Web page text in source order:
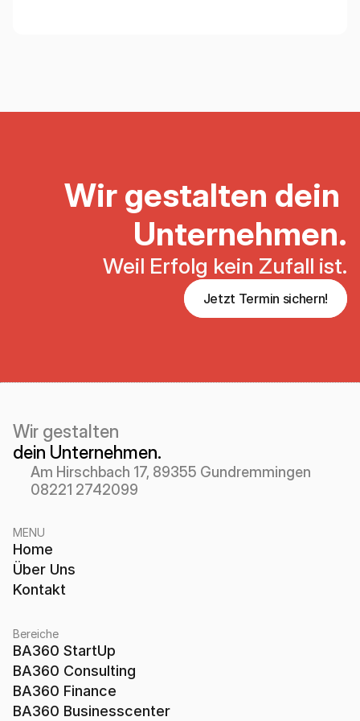
Wir gestalten dein
Unternehmen.
Weil Erfolg kein Zufall ist.
Jetzt Termin sichern!
Wir gestalten
dein Unternehmen.
Am Hirschbach 17, 89355 Gundremmingen
08221 2742099
MENU
Home
Über Uns
Kontakt
Bereiche
BA360 StartUp
BA360 Consulting
BA360 Finance
BA360 Businesscenter